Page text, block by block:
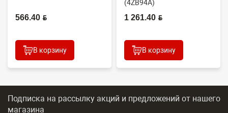
566.40 BYN
В корзину
(4ZB94A)
1 261.40 BYN
В корзину
Подписка на рассылку акций и предложений от нашего
магазина